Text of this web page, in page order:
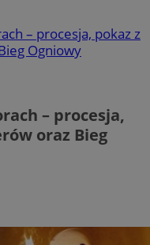
– procesja, pokaz z
Ogniowy
– procesja,
oraz Bieg